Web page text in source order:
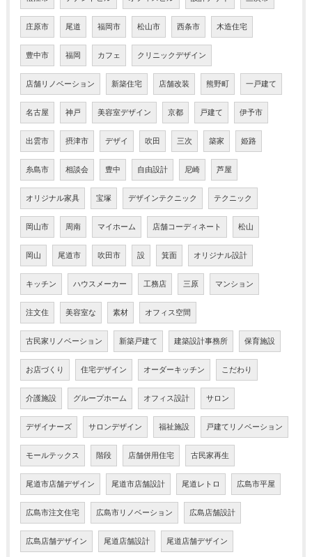
庄原市 尾道 福岡市 松山市 西条市 木造住宅
豊中市 福岡 カフェ クリニックデザイン
店舗リノベーション 新築住宅 店舗改装 熊野町 一戸建て
名古屋 神戸 美容室デザイン 京都 戸建て 伊予市
出雲市 摂津市 デザイ 吹田 三次 築家 姫路
糸島市 相談会 豊中 自由設計 尼崎 芦屋
オリジナル家具 宝塚 デザインテクニック テクニック
岡山市 周南 マイホーム 店舗コーディネート 松山
岡山 尾道市 吹田市 設 箕面 オリジナル設計
キッチン ハウスメーカー 工務店 三原 マンション
注文住 美容室な 素材 オフィス空間
古民家リノベーション 新築戸建て 建築設計事務所 保育施設
お店づくり 住宅デザイン オーダーキッチン こだわり
介護施設 グループホーム オフィス設計 サロン
デザイナーズ サロンデザイン 福祉施設 戸建てリノベーション
モールテックス 階段 店舗併用住宅 古民家再生
尾道市店舗デザイン 尾道市店舗設計 尾道レトロ 広島市平屋
広島市注文住宅 広島市リノベーション 広島店舗設計
広島店舗デザイン 尾道店舗設計 尾道店舗デザイン